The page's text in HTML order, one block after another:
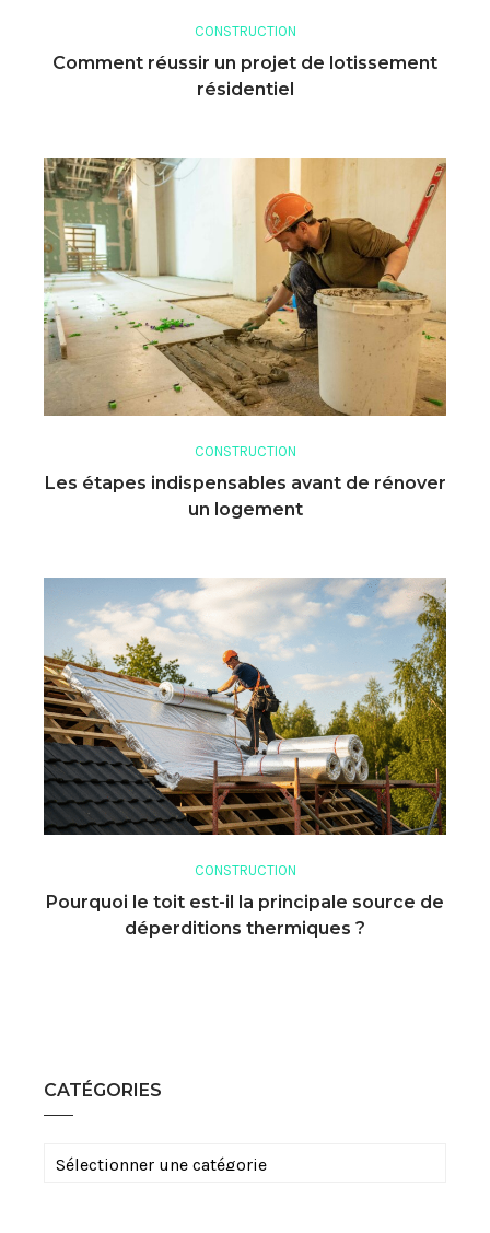
CONSTRUCTION
Comment réussir un projet de lotissement
résidentiel
CONSTRUCTION
Les étapes indispensables avant de rénover
un logement
CONSTRUCTION
Pourquoi le toit est-il la principale source de
déperditions thermiques ?
CATÉGORIES
Catégories